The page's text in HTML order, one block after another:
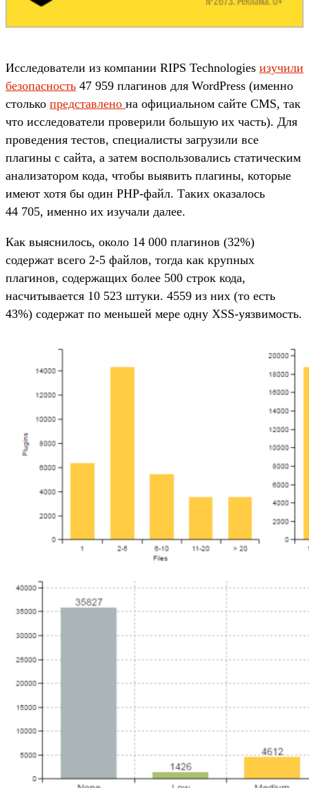
Исследователи из компании RIPS Technologies изучили
безопасность 47 959 плагинов для WordPress (именно
столько представлено на официальном сайте CMS, так
что исследователи проверили большую их часть). Для
проведения тестов, специалисты загрузили все
плагины с сайта, а затем воспользовались статическим
анализатором кода, чтобы выявить плагины, которые
имеют хотя бы один PHP-файл. Таких оказалось
44 705, именно их изучали далее.
Как выяснилось, около 14 000 плагинов (32%)
содержат всего 2-5 файлов, тогда как крупных
плагинов, содержащих более 500 строк кода,
насчитывается 10 523 штуки. 4559 из них (то есть
43%) содержат по меньшей мере одну XSS-уязвимость.